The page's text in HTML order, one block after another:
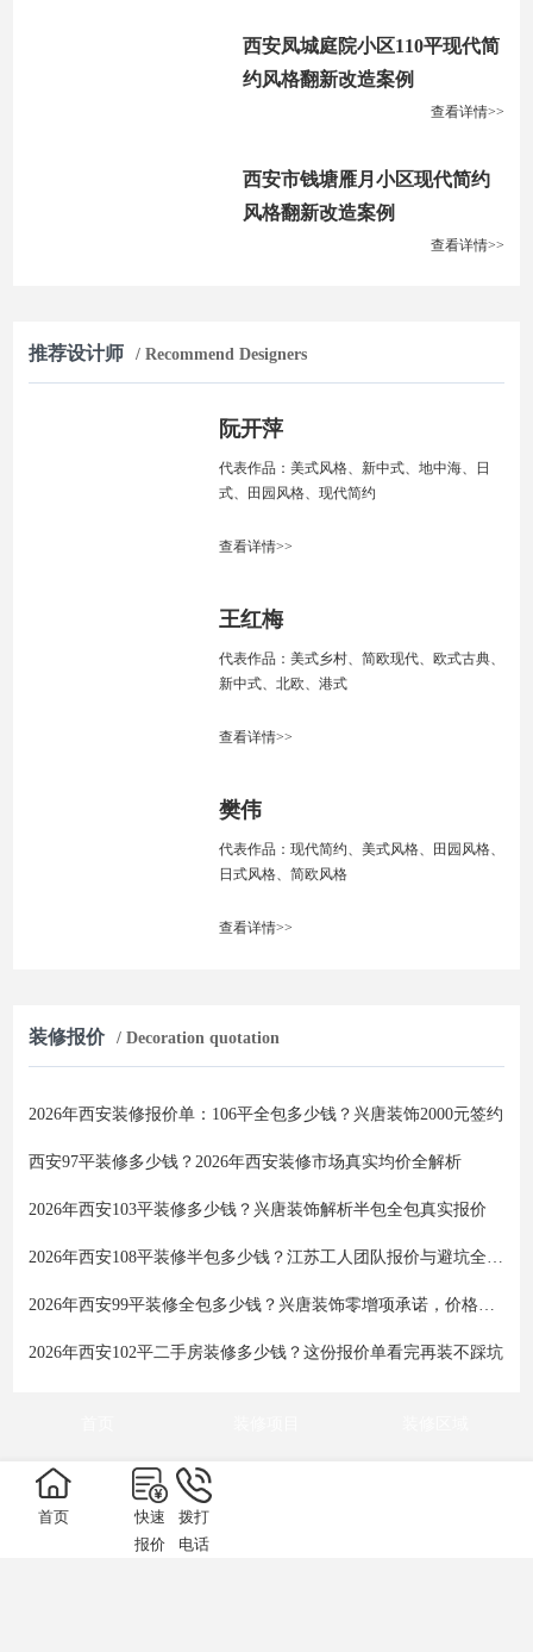
西安凤城庭院小区110平现代简
约风格翻新改造案例
查看详情>>
西安市钱塘雁月小区现代简约
风格翻新改造案例
查看详情>>
推荐设计师 / Recommend Designers
阮开萍
代表作品：美式风格、新中式、地中海、日
式、田园风格、现代简约
查看详情>>
王红梅
代表作品：美式乡村、简欧现代、欧式古典、
新中式、北欧、港式
查看详情>>
樊伟
代表作品：现代简约、美式风格、田园风格、
日式风格、简欧风格
查看详情>>
装修报价 / Decoration quotation
2026年西安装修报价单：106平全包多少钱？兴唐装饰2000元签约
西安97平装修多少钱？2026年西安装修市场真实均价全解析
2026年西安103平装修多少钱？兴唐装饰解析半包全包真实报价
2026年西安108平装修半包多少钱？江苏工人团队报价与避坑全攻略
2026年西安99平装修全包多少钱？兴唐装饰零增项承诺，价格透明不踩坑
2026年西安102平二手房装修多少钱？这份报价单看完再装不踩坑
网址地图
首页
快速
报价
拨打
电话